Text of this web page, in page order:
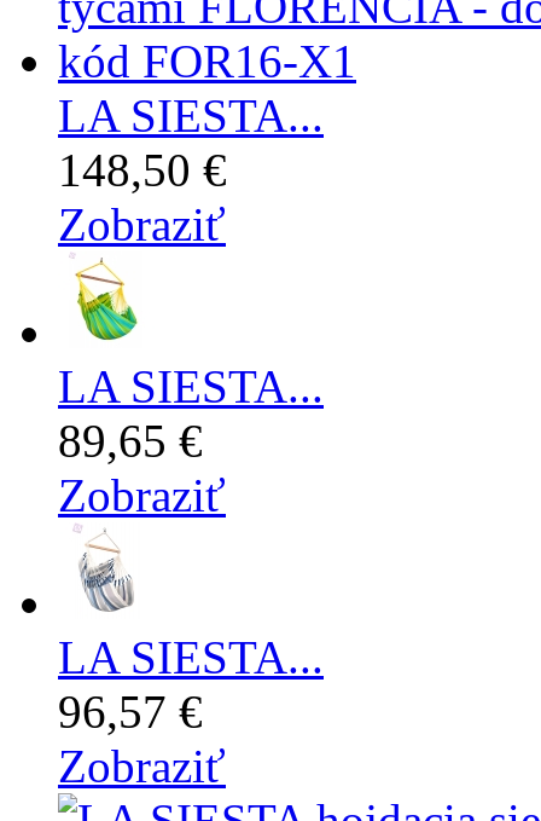
LA SIESTA...
148,50 €
Zobraziť
LA SIESTA...
89,65 €
Zobraziť
LA SIESTA...
96,57 €
Zobraziť